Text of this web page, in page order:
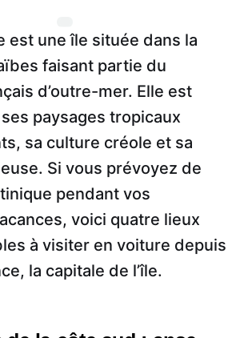
est une île située dans la
faisant partie du
d’outre-mer. Elle est
paysages tropicaux
sa culture créole et sa
Si vous prévoyez de
pendant vos
voici quatre lieux
à visiter en voiture depuis
la capitale de l’île.